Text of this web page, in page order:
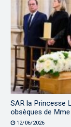
SAR la Princesse
obsèques de
12/06/2026